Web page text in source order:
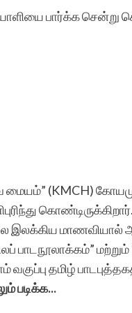
பார்க்க சென்று
மையம்” (KMCH)
மாணவியால்
பாடநூலாக்கம்”
வகுப்பு தமிழ்
படிக்க...